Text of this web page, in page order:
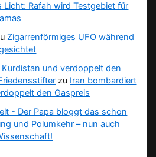
Licht: Rafah wird Testgebiet für
Zigarrenförmiges UFO während
und verdoppelt den
zu Iran bombardiert
den Gaspreis
- Der Papa bloggt das schon
und Polumkehr – nun auch